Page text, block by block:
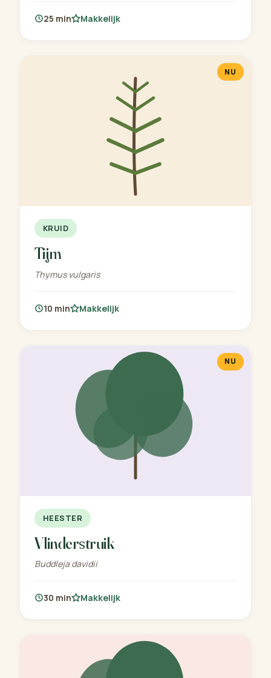
25 min Makkelijk
NU
KRUID
Tijm
Thymus vulgaris
10 min Makkelijk
NU
HEESTER
Vlinderstruik
Buddleja davidii
30 min Makkelijk